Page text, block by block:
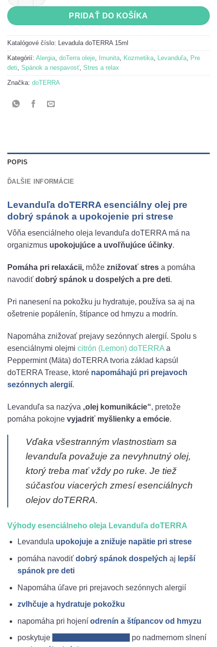
PRIDAŤ DO KOŠÍKA
Katalógové číslo: Levadula doTERRA 15ml
Kategórií: Alergia doTerra oleje Imunita Kozmetika Levanduľa
Pre
deti Spánok a nespavosť Stres a relax
Značka: doTERRA
POPIS
ĎALŠIE INFORMÁCIE
Levanduľa doTERRA esenciálny olej pre
dobrý spánok a upokojenie pri strese
Vôňa esenciálneho oleja levanduľa doTERRA má na
organizmus upokojujúce a uvoľňujúce účinky.
Pomáha pri relaxácii, môže znižovať stres a pomáha
navodiť dobrý spánok u dospelých a pre deti.
Pri nanesení na pokožku ju hydratuje, používa sa aj na
ošetrenie popálenín, štípance od hmyzu a modrín.
Napomáha znižovať prejavy sezónnych alergií. Spolu s
esenciálnymi olejmi citrón (Lemon) doTERRA a
Peppermint (Mäta) doTERRA tvoria základ kapsúl
doTERRA Trease, ktoré napomáhajú pri prejavoch
sezónnych alergií.
Levanduľa sa nazýva „olej komunikácie“, pretože
pomáha pokojne vyjadriť myšlienky a emócie.
Vďaka všestranným vlastnostiam sa
levanduľa považuje za nevyhnutný olej,
ktorý treba mať vždy po ruke. Je tiež
súčasťou viacerých zmesí esenciálnych
olejov doTERRA.
Výhody esenciálneho oleja Levanduľa doTERRA
Levandula upokojuje a znižuje napätie pri strese
pomáha navodiť dobrý spánok dospelých aj lepší
spánok pre deti
Napomáha úľave pri prejavoch sezónnych alergií
zvlhčuje a hydratuje pokožku
napomáha pri hojeníodrenín a štípancov od hmyzu
poskytuje
po nadmernom slnení